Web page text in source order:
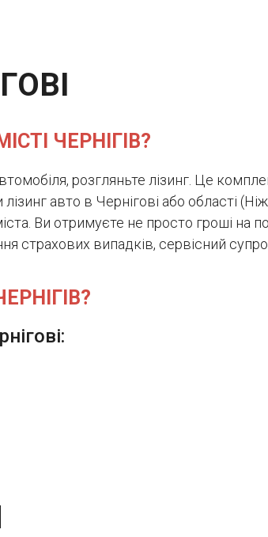
ЧЕРНІГІВ?
розгляньте лізинг. Це
авто в Чернігові або області
Ви отримуєте не просто гроші на
випадків, сервісний